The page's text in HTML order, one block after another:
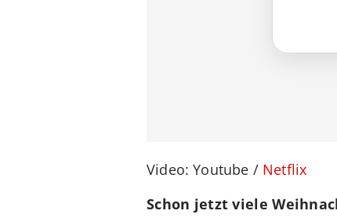
Video: Youtube / Netflix
Schon jetzt viele